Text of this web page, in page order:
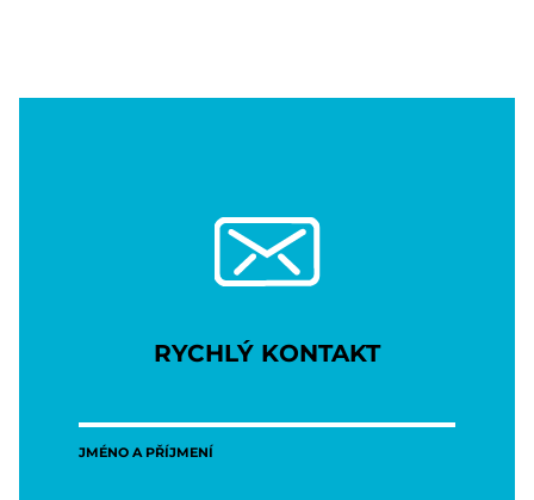
RYCHLÝ KONTAKT
JMÉNO A PŘÍJMENÍ